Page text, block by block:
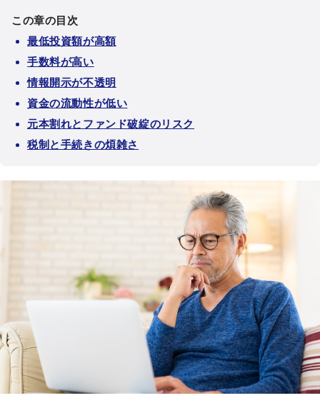
この章の目次
最低投資額が高額
手数料が高い
情報開示が不透明
資金の流動性が低い
元本割れとファンド破綻のリスク
税制と手続きの煩雑さ